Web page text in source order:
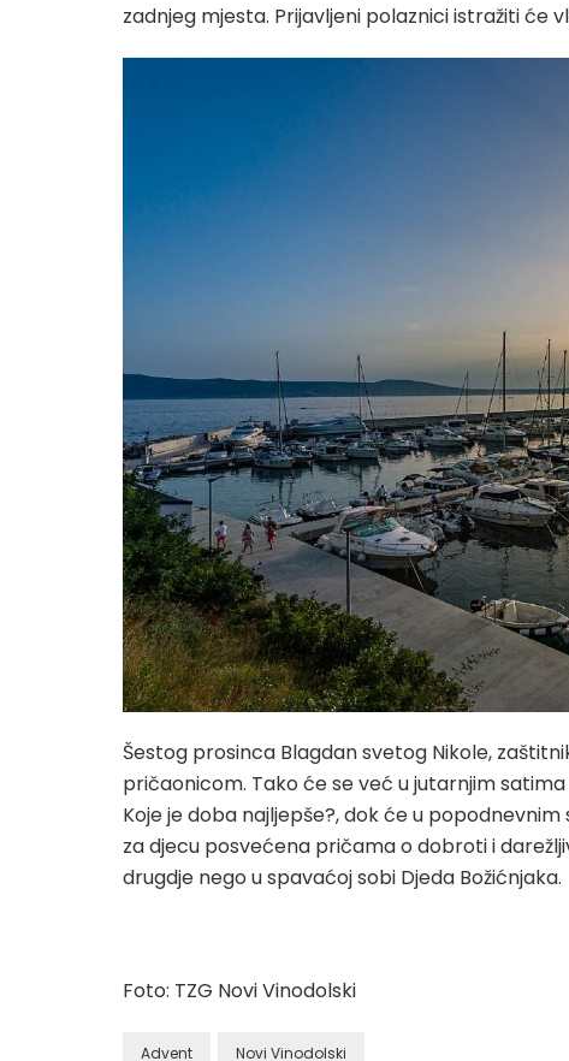
zadnjeg mjesta. Prijavljeni polaznici istražiti će
Šestog prosinca Blagdan svetog Nikole,
pričaonicom. Tako će se već u jutarnjim
Koje je doba najljepše?, dok će u
za djecu posvećena pričama o dobroti i
drugdje nego u spavaćoj sobi Djeda Božićnjaka.
Foto: TZG Novi Vinodolski
Advent Novi Vinodolski